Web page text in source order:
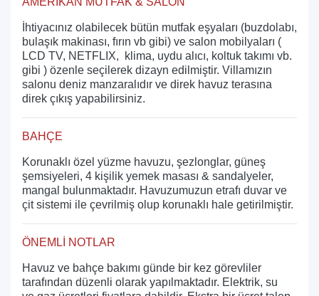
İhtiyacınız olabilecek bütün mutfak eşyaları (buzdolabı,
bulaşık makinası, fırın vb gibi) ve salon mobilyaları (
LCD TV, NETFLIX, klima, uydu alıcı, koltuk takımı vb.
gibi ) özenle seçilerek dizayn edilmiştir. Villamızın
salonu deniz manzaralıdır ve direk havuz terasına
direk çıkış yapabilirsiniz.
BAHÇE
Korunaklı özel yüzme havuzu, şezlonglar, güneş
şemsiyeleri, 4 kişilik yemek masası & sandalyeler,
mangal bulunmaktadır. Havuzumuzun etrafı duvar ve
çit sistemi ile çevrilmiş olup korunaklı hale getirilmiştir.
ÖNEMLİ NOTLAR
Havuz ve bahçe bakımı günde bir kez görevliler
tarafından düzenli olarak yapılmaktadır. Elektrik, su